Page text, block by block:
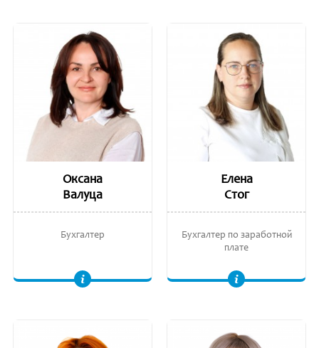
Оксана
Валуца
Бухгалтер
Елена
Стог
Бухгалтер по заработной
плате